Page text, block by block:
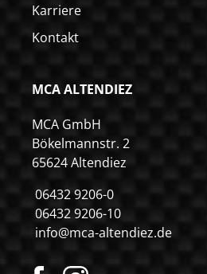
Karriere
Kontakt
MCA ALTENDIEZ
MCA GmbH
Bökelmannstr. 2
65624 Altendiez
06432 9206-0
06432 9206-10
info@mca-altendiez.de